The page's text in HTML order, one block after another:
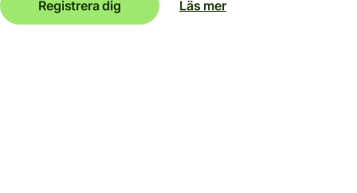
Registrera dig Läs mer